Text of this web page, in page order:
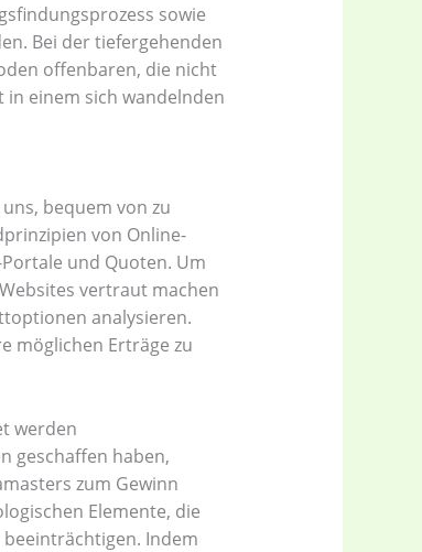
sowie
Bei der tiefergehenden
offenbaren, die nicht
einem sich wandelnden
bequem von zu
von Online-
und Quoten. Um
vertraut machen
analysieren.
möglichen Erträge zu
werden
geschaffen haben,
zum Gewinn
Elemente, die
Indem